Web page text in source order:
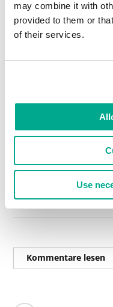
may combine it with
provided to them or
of their services.
Use
nicht weit), zum
manchmal nicht
der nahen
Ach – da ist noch
verdammt teuer.
Ein paar weitere
Das war’s Leute.
Texas!…
Kommentare lesen